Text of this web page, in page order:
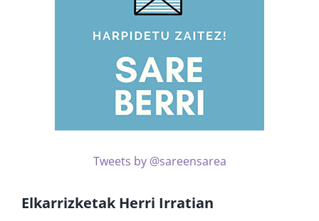
Tweets by @sareensarea
Elkarrizketak Herri Irratian